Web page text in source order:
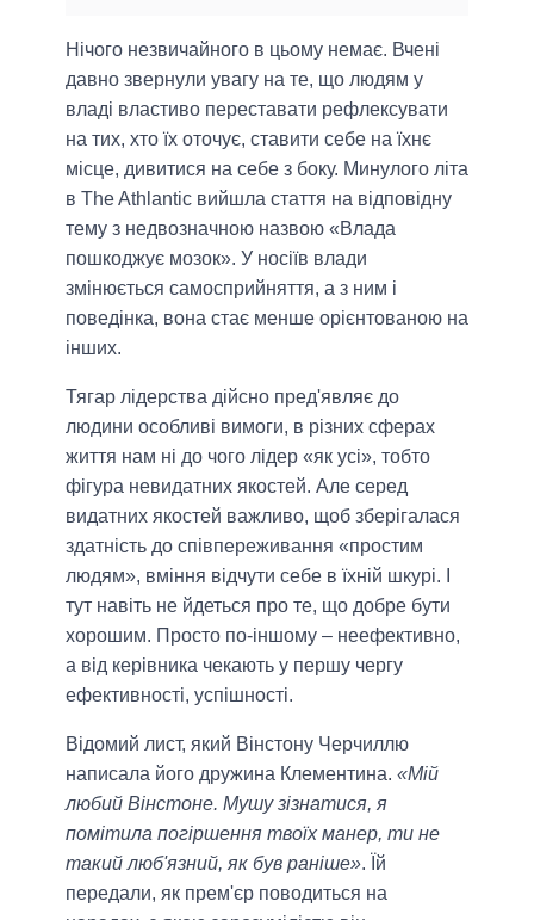
Нічого незвичайного в цьому немає. Вчені
давно звернули увагу на те, що людям у
владі властиво переставати рефлексувати
на тих, хто їх оточує, ставити себе на їхнє
місце, дивитися на себе з боку. Минулого літа
в The Athlantic вийшла стаття на відповідну
тему з недвозначною назвою «Влада
пошкоджує мозок». У носіїв влади
змінюється самосприйняття, а з ним і
поведінка, вона стає менше орієнтованою на
інших.
Тягар лідерства дійсно пред'являє до
людини особливі вимоги, в різних сферах
життя нам ні до чого лідер «як усі», тобто
фігура невидатних якостей. Але серед
видатних якостей важливо, щоб зберігалася
здатність до співпереживання «простим
людям», вміння відчути себе в їхній шкурі. І
тут навіть не йдеться про те, що добре бути
хорошим. Просто по-іншому – неефективно,
а від керівника чекають у першу чергу
ефективності, успішності.
Відомий лист, який Вінстону Черчиллю
написала його дружина Клементина. «Мій
любий Вінстоне. Мушу зізнатися, я
помітила погіршення твоїх манер, ти не
такий люб'язний, як був раніше». Їй
передали, як прем'єр поводиться на